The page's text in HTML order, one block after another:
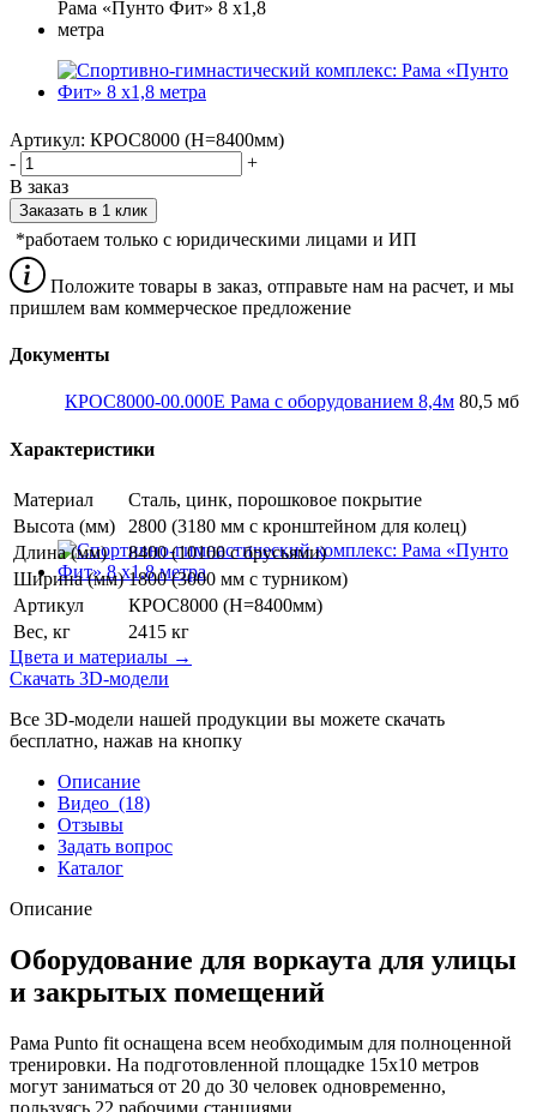
Артикул: КРОС8000 (H=8400мм)
-
+
В заказ
Заказать в 1 клик
*работаем только с юридическими лицами и ИП
Положите товары в заказ, отправьте нам на расчет, и мы
пришлем вам коммерческое предложение
Документы
КРОС8000-00.000Е Рама с оборудованием 8,4м 80,5 мб
Характеристики
Материал
Сталь, цинк, порошковое покрытие
Высота (мм)
2800 (3180 мм с кронштейном для колец)
Длина (мм)
8400 (10100 с брусьями)
Ширина (мм) 1800 (3000 мм с турником)
Артикул
КРОС8000 (H=8400мм)
Вес, кг
2415 кг
Цвета и материалы →
Скачать 3D-модели
Все 3D-модели нашей продукции вы можете скачать
бесплатно, нажав на кнопку
Описание
Видео (18)
Отзывы
Задать вопрос
Каталог
Описание
Оборудование для воркаута для улицы
и закрытых помещений
Рама Punto fit оснащена всем необходимым для полноценной
тренировки. На подготовленной площадке 15x10 метров
могут заниматься от 20 до 30 человек одновременно,
пользуясь 22 рабочими станциями.